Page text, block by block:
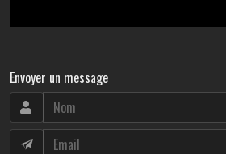
Envoyer un message